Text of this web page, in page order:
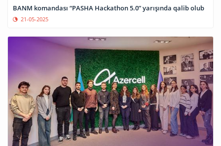
BANM komandası “PASHA Hackathon 5.0” yarışında qalib olub
21-05-2025